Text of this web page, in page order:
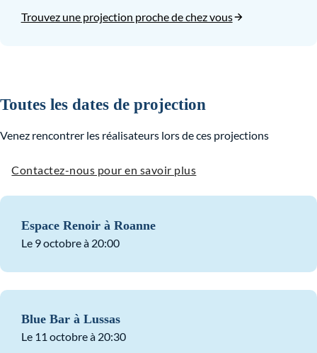
Trouvez une projection proche de chez vous
Toutes les dates de projection
Venez rencontrer les réalisateurs lors de ces projections
Contactez-nous pour en savoir plus
Espace Renoir à Roanne
Le 9 octobre à 20:00
Blue Bar à Lussas
Le 11 octobre à 20:30